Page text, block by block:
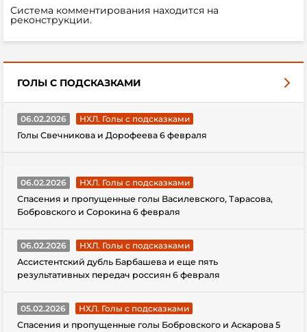
Система комментирования находится на
реконструкции.
ГОЛЫ С ПОДСКАЗКАМИ
06.02.2026
НХЛ. Голы с подсказками
Голы Свечникова и Дорофеева 6 февраля
06.02.2026
НХЛ. Голы с подсказками
Спасения и пропущенные голы Василевского, Тарасова,
Бобровского и Сорокина 6 февраля
06.02.2026
НХЛ. Голы с подсказками
Ассистентский дубль Барбашева и еще пять
результативных передач россиян 6 февраля
05.02.2026
НХЛ. Голы с подсказками
Спасения и пропущенные голы Бобровского и Аскарова 5